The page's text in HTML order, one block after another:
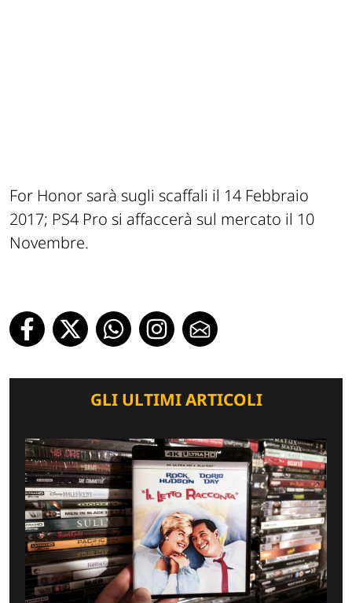
For Honor sarà sugli scaffali il 14 Febbraio
2017; PS4 Pro si affaccerà sul mercato il 10
Novembre.
GLI ULTIMI ARTICOLI